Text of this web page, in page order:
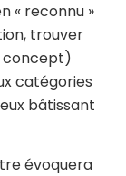
« reconnu »
trouver
concept)
catégories
bâtissant
évoquera